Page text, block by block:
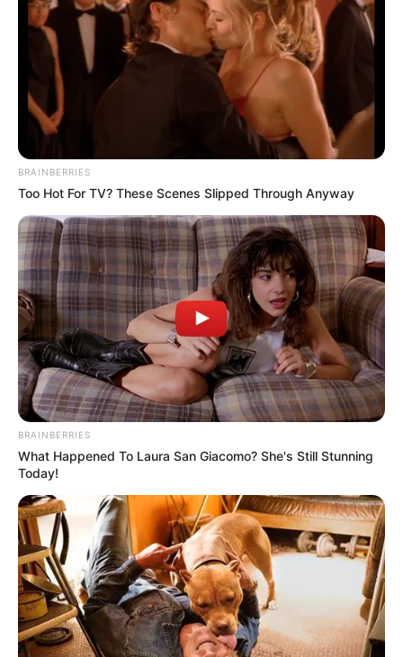
BRAINBERRIES
Too Hot For TV? These Scenes Slipped Through Anyway
BRAINBERRIES
What Happened To Laura San Giacomo? She's Still Stunning
Today!